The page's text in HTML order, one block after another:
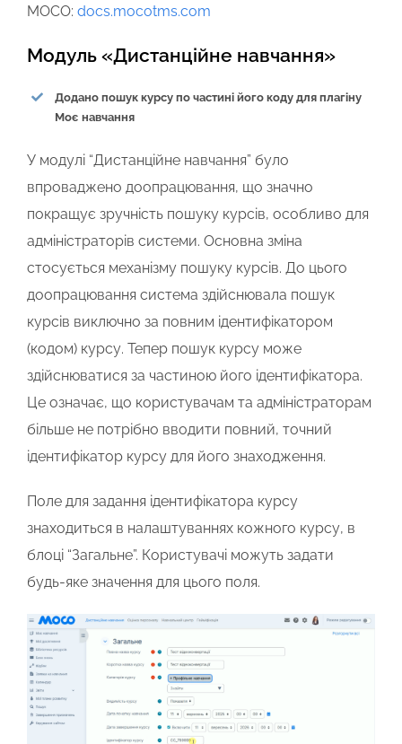
MOCO: docs.mocotms.com
Модуль «Дистанційне навчання»
Додано пошук курсу по частині його коду для плагіну
Моє навчання
У модулі “Дистанційне навчання” було
впроваджено доопрацювання, що значно
покращує зручність пошуку курсів, особливо для
адміністраторів системи. Основна зміна
стосується механізму пошуку курсів. До цього
доопрацювання система здійснювала пошук
курсів виключно за повним ідентифікатором
(кодом) курсу. Тепер пошук курсу може
здійснюватися за частиною його ідентифікатора.
Це означає, що користувачам та адміністраторам
більше не потрібно вводити повний, точний
ідентифікатор курсу для його знаходження.
Поле для задання ідентифікатора курсу
знаходиться в налаштуваннях кожного курсу, в
блоці “Загальне”. Користувачі можуть задати
будь-яке значення для цього поля.